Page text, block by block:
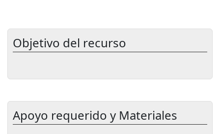
Objetivo del recurso
Apoyo requerido y Materiales